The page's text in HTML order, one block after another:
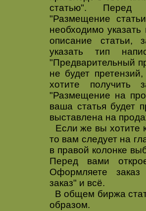
статью". Перед
"Размещение
необходимо указать
описание статьи,
указать тип
"Предварительный
не будет
хотите
"Размещение на
ваша статья будет
выставлена на
Если же вы хотите
то вам следует на
в правой колонке
Перед вами
Оформляете
заказ" и всё.
В общем биржа
образом.